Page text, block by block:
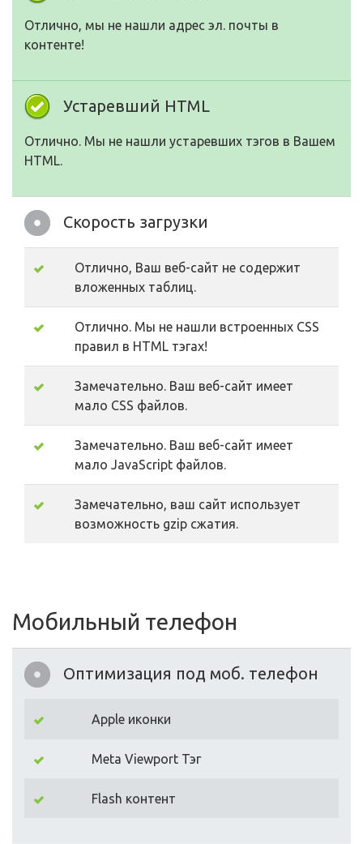
Отлично, мы не нашли адрес эл. почты в
контенте!
Устаревший HTML
Отлично. Мы не нашли устаревших тэгов в Вашем
HTML.
Скорость загрузки
Отлично, Ваш веб-сайт не содержит
вложенных таблиц.
Отлично. Мы не нашли встроенных CSS
правил в HTML тэгах!
Замечательно. Ваш веб-сайт имеет
мало CSS файлов.
Замечательно. Ваш веб-сайт имеет
мало JavaScript файлов.
Замечательно, ваш сайт использует
возможность gzip сжатия.
Мобильный телефон
Оптимизация под моб. телефон
Apple иконки
Meta Viewport Тэг
Flash контент